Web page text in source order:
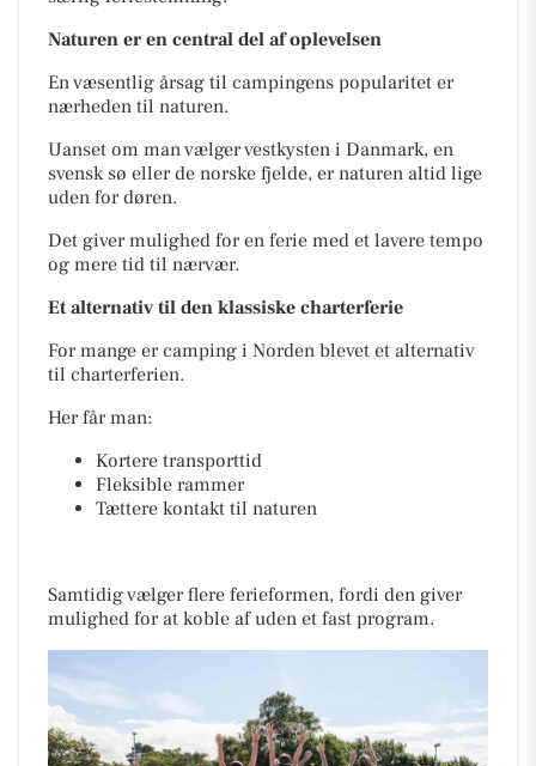
Naturen er en central del af oplevelsen
En væsentlig årsag til campingens popularitet er
nærheden til naturen.
Uanset om man vælger vestkysten i Danmark, en
svensk sø eller de norske fjelde, er naturen altid lige
uden for døren.
Det giver mulighed for en ferie med et lavere tempo
og mere tid til nærvær.
Et alternativ til den klassiske charterferie
For mange er camping i Norden blevet et alternativ
til charterferien.
Her får man:
Kortere transporttid
Fleksible rammer
Tættere kontakt til naturen
Samtidig vælger flere ferieformen, fordi den giver
mulighed for at koble af uden et fast program.